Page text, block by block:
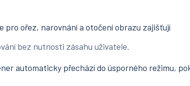
pro ořez, narovnání a otočení obrazu zajišťují
bez nutnosti zásahu uživatele.
automaticky přechází do úsporného režimu,